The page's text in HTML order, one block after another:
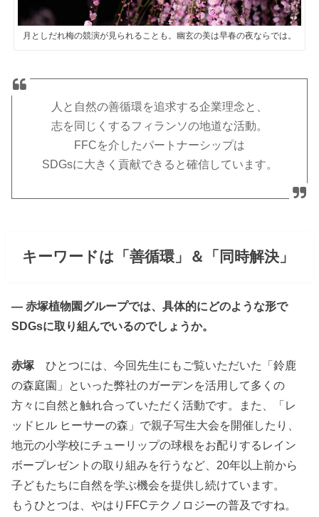
月としだれ梅の競演が見られることも。幽玄の美は早春の夜ならでは。
人と自然の善循環を追求する企業理念と、
志を同じくするフィランソの地道な活動。
FFCを介したパートナーシップは
SDGsに大きく貢献できると確信しています。
キーワードは「善循環」＆「同時解決」
― 赤塚植物園グループでは、具体的にどのような形で
SDGsに取り組んでいるのでしょうか。
赤塚 ひとつには、今回先生にもご覧いただいた「鈴鹿
の森庭園」といった弊社のガーデンを活用して多くの
方々に自然と触れ合っていただく活動です。また、「レ
ッドヒル ヒーサーの森」で親子写生大会を開催したり、
地元の小学校にチューリップの球根をお配りするレイン
ボープレゼントの取り組みを行うなど、20年以上前から
子どもたちに自然を学ぶ機会を提供し続けています。
もうひとつは、やはりFFCテクノロジーの普及ですね。